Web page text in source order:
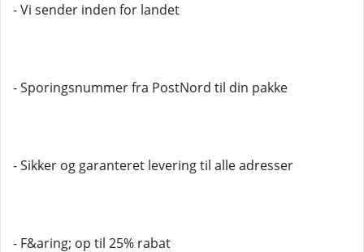
- Vi sender inden for landet
- Sporingsnummer fra PostNord til din pakke
- Sikker og garanteret levering til alle adresser
- F&aring; op til 25% rabat